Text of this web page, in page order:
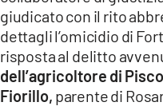
giudicato con il rito
dettagli l’omicidio di
risposta al delitto
dell’agricoltore di
Fiorillo, parente di